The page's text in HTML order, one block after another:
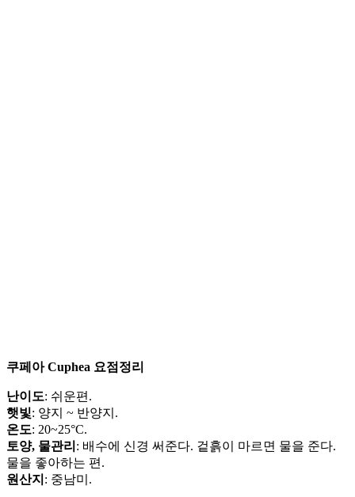
쿠페아 Cuphea 요점정리
난이도: 쉬운편.
햇빛: 양지 ~ 반양지.
온도: 20~25°C.
토양, 물관리 : 배수에 신경 써준다. 겉흙이 마르면 물을 준다.
물을 좋아하는 편.
원산지 : 중남미.